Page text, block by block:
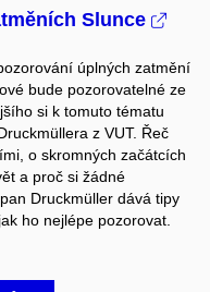
Slunce
úplných zatmění
bude pozorovatelné ze
si k tomuto tématu
z VUT. Řeč
o skromných začátcích
a proč si žádné
Druckmüller dává tipy
ho nejlépe pozorovat.